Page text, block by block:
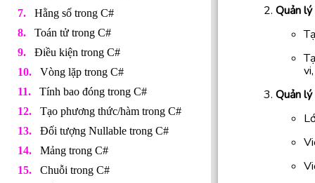
Hằng số trong C#
Toán tử trong C#
Điều kiện trong C#
Vòng lặp trong C#
Tính bao đóng trong C#
Tạo phương thức/hàm trong C#
Đối tượng Nullable trong C#
Mảng trong C#
Chuỗi trong C#
Quản
Quản